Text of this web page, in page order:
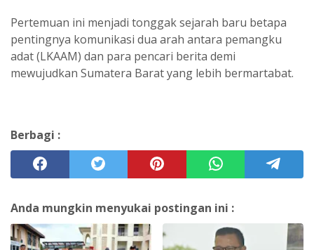
‎Pertemuan ini menjadi tonggak sejarah baru betapa
pentingnya komunikasi dua arah antara pemangku
adat (LKAAM) dan para pencari berita demi
mewujudkan Sumatera Barat yang lebih bermartabat.
Berbagi :
Anda mungkin menyukai postingan ini :